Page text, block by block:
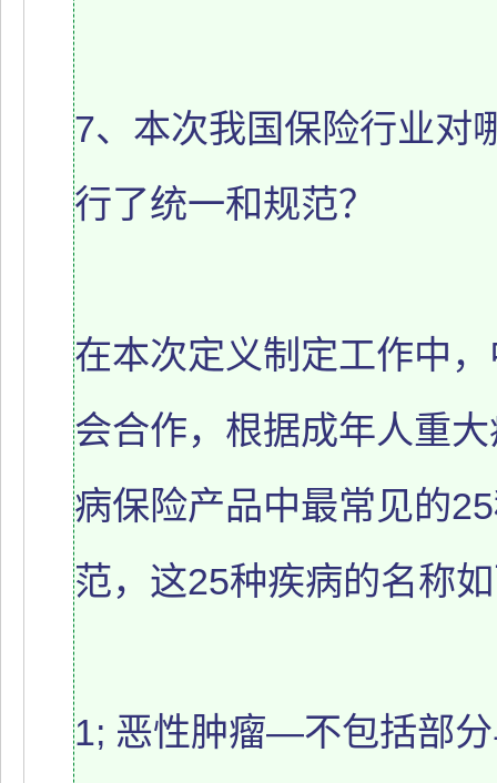
7、本次我国保险行业对
行了统一和规范？
在本次定义制定工作中
会合作，根据成年人重
病保险产品中最常见的
范，这25种疾病的名称
1; 恶性肿瘤—不包括部